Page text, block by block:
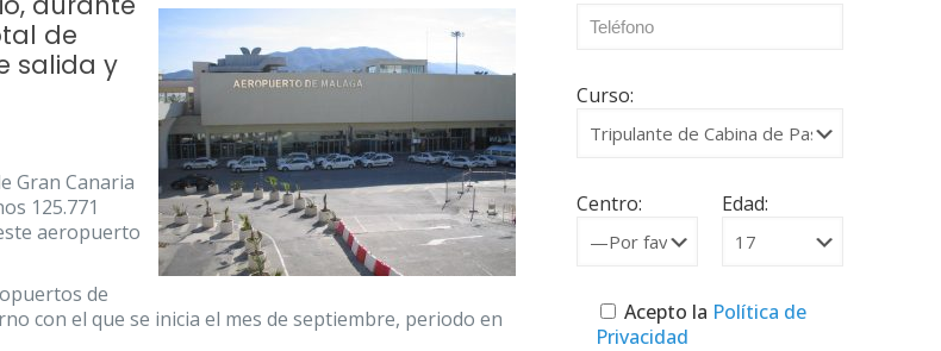
de
salida y
Gran Canaria
125.771
aeropuerto
de
con el que se inicia el mes de septiembre, periodo en
Curso:
Centro: Edad:
Acepto la Política de
Privacidad